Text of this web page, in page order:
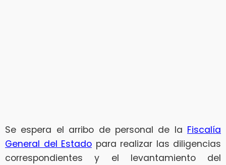
Se espera el arribo de personal de la Fiscalía
General del Estado para realizar las diligencias
correspondientes y el levantamiento del